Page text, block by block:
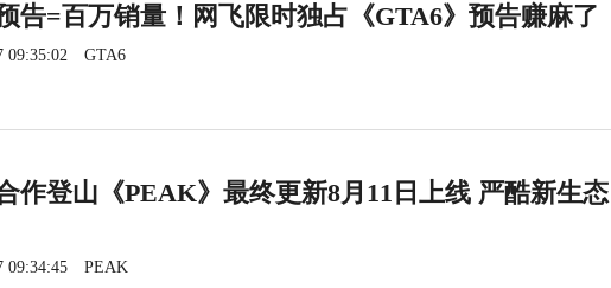
告=百万销量！网飞限时独占《GTA6》预告赚麻了
09:35:02 GTA6
作登山《PEAK》最终更新8月11日上线 严酷新生态
09:34:45 PEAK